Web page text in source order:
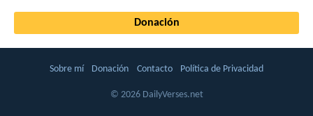
Donación
Sobre mí Donación Contacto Política de Privacidad
© 2026 DailyVerses.net